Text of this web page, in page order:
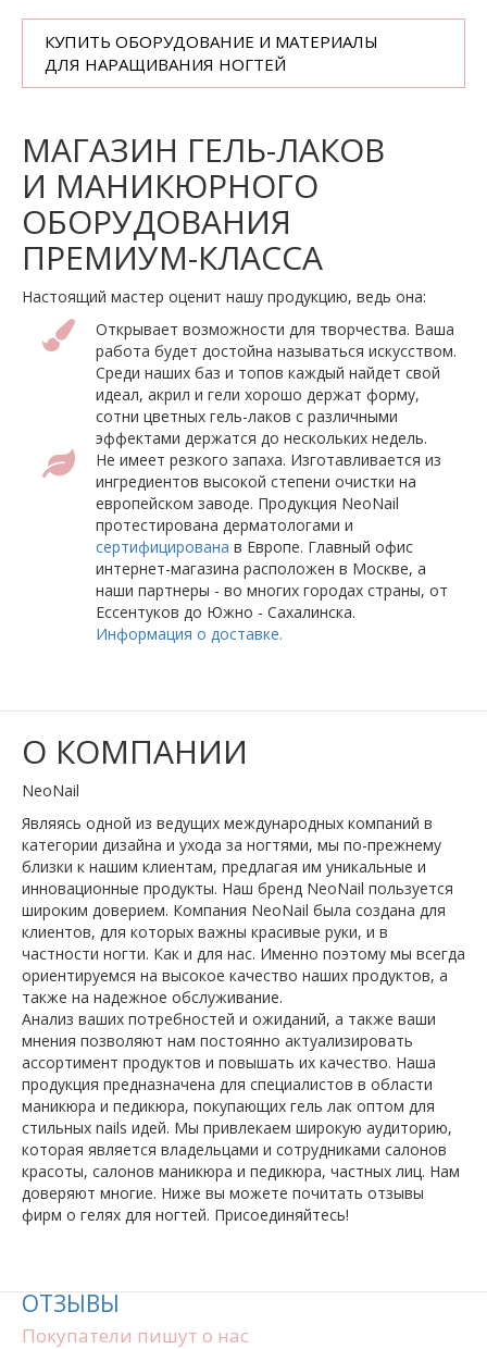
КУПИТЬ ОБОРУДОВАНИЕ И МАТЕРИАЛЫ
ДЛЯ НАРАЩИВАНИЯ НОГТЕЙ
МАГАЗИН ГЕЛЬ-ЛАКОВ
И МАНИКЮРНОГО
ОБОРУДОВАНИЯ
ПРЕМИУМ-КЛАССА
Настоящий мастер оценит нашу продукцию, ведь она:
Открывает возможности для творчества. Ваша
работа будет достойна называться искусством.
Среди наших баз и топов каждый найдет свой
идеал, акрил и гели хорошо держат форму,
сотни цветных гель-лаков с различными
эффектами держатся до нескольких недель.
Не имеет резкого запаха. Изготавливается из
ингредиентов высокой степени очистки на
европейском заводе. Продукция NeoNail
протестирована дерматологами и
сертифицирована в Европе. Главный офис
интернет-магазина расположен в Москве, а
наши партнеры - во многих городах страны, от
Ессентуков до Южно - Сахалинска.
Информация о доставке.
О КОМПАНИИ
NeoNail
Являясь одной из ведущих международных компаний в
категории дизайна и ухода за ногтями, мы по-прежнему
близки к нашим клиентам, предлагая им уникальные и
инновационные продукты. Наш бренд NeoNail пользуется
широким доверием. Компания NeoNail была создана для
клиентов, для которых важны красивые руки, и в
частности ногти. Как и для нас. Именно поэтому мы всегда
ориентируемся на высокое качество наших продуктов, а
также на надежное обслуживание.
Анализ ваших потребностей и ожиданий, а также ваши
мнения позволяют нам постоянно актуализировать
ассортимент продуктов и повышать их качество. Наша
продукция предназначена для специалистов в области
маникюра и педикюра, покупающих гель лак оптом для
стильных nails идей. Мы привлекаем широкую аудиторию,
которая является владельцами и сотрудниками салонов
красоты, салонов маникюра и педикюра, частных лиц. Нам
доверяют многие. Ниже вы можете почитать отзывы
фирм о гелях для ногтей. Присоединяйтесь!
ОТЗЫВЫ
Покупатели пишут о нас